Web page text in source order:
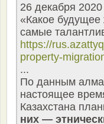
26 декабря 2020
«Какое будущее
самые
https://
property-
...
По данным
настоящее
Казахстана
них —